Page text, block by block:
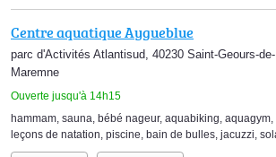
Centre aquatique Aygueblue
parc d'Activités Atlantisud, 40230 Saint-Geours-de-
Maremne
Ouverte jusqu'à 14h15
hammam, sauna, bébé nageur, aquabiking, aquagym,
leçons de natation, piscine, bain de bulles, jacuzzi,